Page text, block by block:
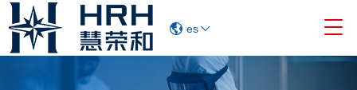
es